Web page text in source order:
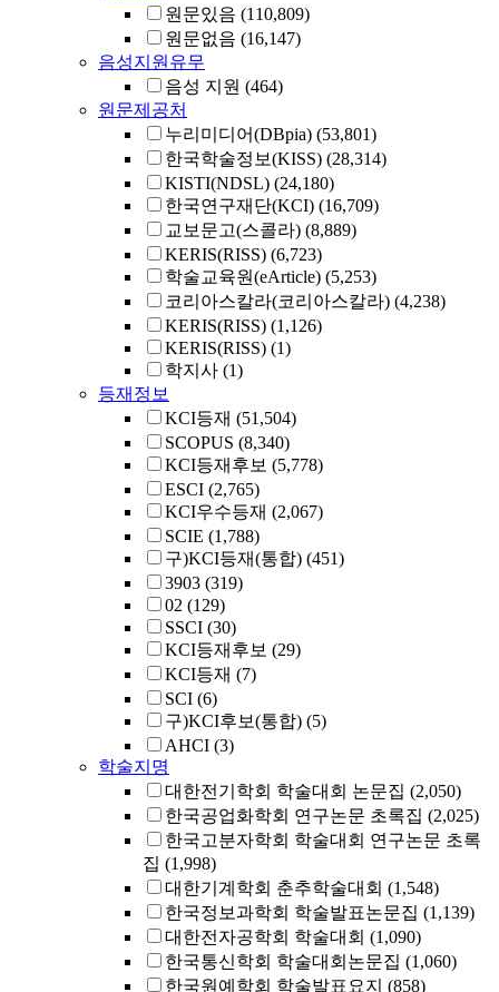
원문있음 (110,809)
원문없음 (16,147)
음성지원유무
음성 지원 (464)
원문제공처
누리미디어(DBpia) (53,801)
한국학술정보(KISS) (28,314)
KISTI(NDSL) (24,180)
한국연구재단(KCI) (16,709)
교보문고(스콜라) (8,889)
KERIS(RISS) (6,723)
학술교육원(eArticle) (5,253)
코리아스칼라(코리아스칼라) (4,238)
KERIS(RISS) (1,126)
KERIS(RISS) (1)
학지사 (1)
등재정보
KCI등재 (51,504)
SCOPUS (8,340)
KCI등재후보 (5,778)
ESCI (2,765)
KCI우수등재 (2,067)
SCIE (1,788)
구)KCI등재(통합) (451)
3903 (319)
02 (129)
SSCI (30)
KCI등재후보 (29)
KCI등재 (7)
SCI (6)
구)KCI후보(통합) (5)
AHCI (3)
학술지명
대한전기학회 학술대회 논문집 (2,050)
한국공업화학회 연구논문 초록집 (2,025)
한국고분자학회 학술대회 연구논문 초록
집 (1,998)
대한기계학회 춘추학술대회 (1,548)
한국정보과학회 학술발표논문집 (1,139)
대한전자공학회 학술대회 (1,090)
한국통신학회 학술대회논문집 (1,060)
한국원예학회 학술발표요지 (858)